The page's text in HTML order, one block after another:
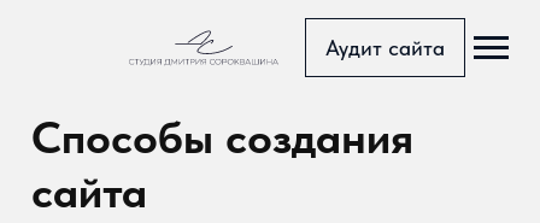
Аудит сайта
Главная
сайта
2024-08-06 12:06